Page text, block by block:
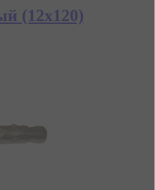
(12х120)